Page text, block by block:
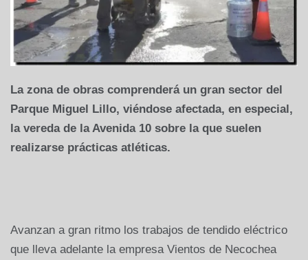
La zona de obras comprenderá un gran sector del
Parque Miguel Lillo, viéndose afectada, en especial,
la vereda de la Avenida 10 sobre la que suelen
realizarse prácticas atléticas.
Avanzan a gran ritmo los trabajos de tendido eléctrico
que lleva adelante la empresa Vientos de Necochea